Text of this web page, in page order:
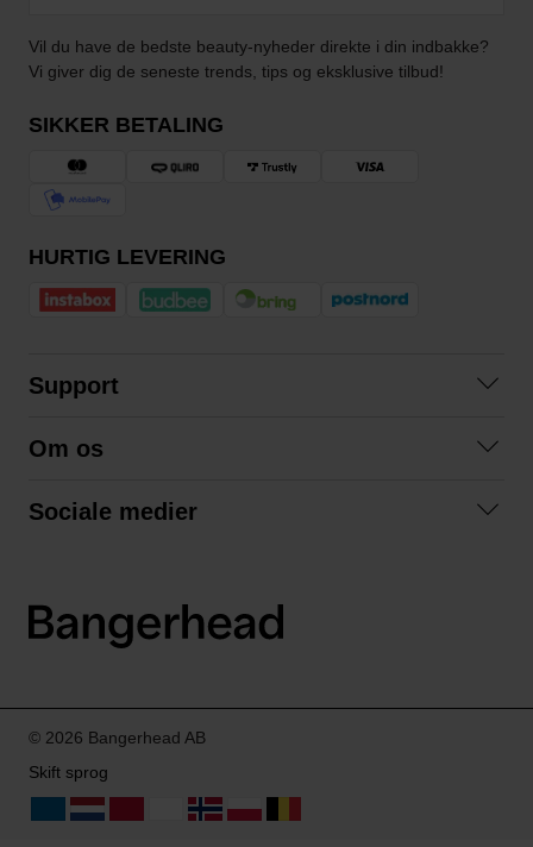
Vil du have de bedste beauty-nyheder direkte i din indbakke?
Vi giver dig de seneste trends, tips og eksklusive tilbud!
SIKKER BETALING
HURTIG LEVERING
Support
Betingelser
Om os
Sociale medier
LinkedIn
© 2026 Bangerhead AB
Skift sprog